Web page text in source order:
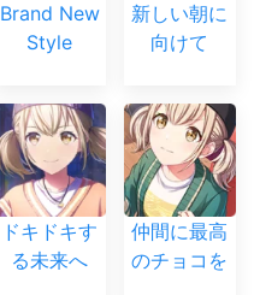
Brand New
Style
新しい朝に
向けて
ドキドキす
る未来へ
仲間に最高
のチョコを